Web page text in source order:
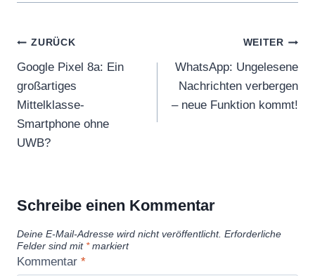
Beitragsnavigation
ZURÜCK
Google Pixel 8a: Ein
großartiges
Mittelklasse-
Smartphone ohne
UWB?
WEITER
WhatsApp: Ungelesene
Nachrichten verbergen
– neue Funktion kommt!
Schreibe einen Kommentar
Deine E-Mail-Adresse wird nicht veröffentlicht. Erforderliche
Felder sind mit *markiert
Kommentar *